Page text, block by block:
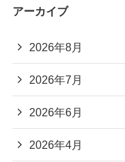
アーカイブ
2026年8月
2026年7月
2026年6月
2026年4月